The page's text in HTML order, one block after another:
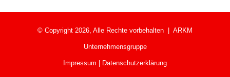
© Copyright 2026, Alle Rechte vorbehalten | ARKM
Unternehmensgruppe
Impressum Datenschutzerklärung